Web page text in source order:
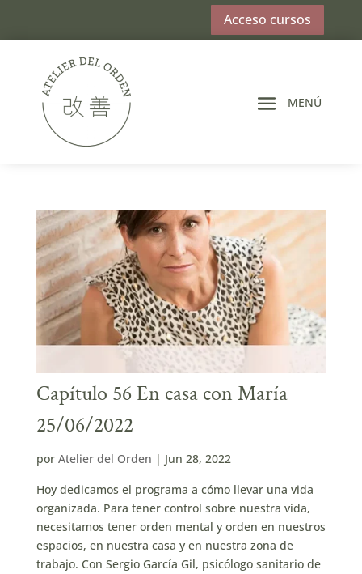
Acceso cursos
Capítulo 56 En casa con María
25/06/2022
por Atelier del Orden | Jun 28, 2022
Hoy dedicamos el programa a cómo llevar una vida
organizada. Para tener control sobre nuestra vida,
necesitamos tener orden mental y orden en nuestros
espacios, en nuestra casa y en nuestra zona de
trabajo. Con Sergio García Gil, psicólogo sanitario de